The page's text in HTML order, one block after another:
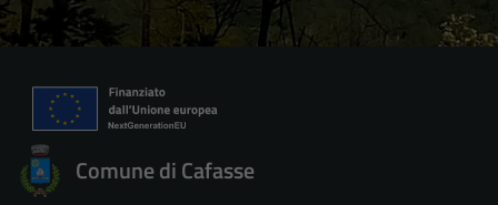
Comune di Cafasse